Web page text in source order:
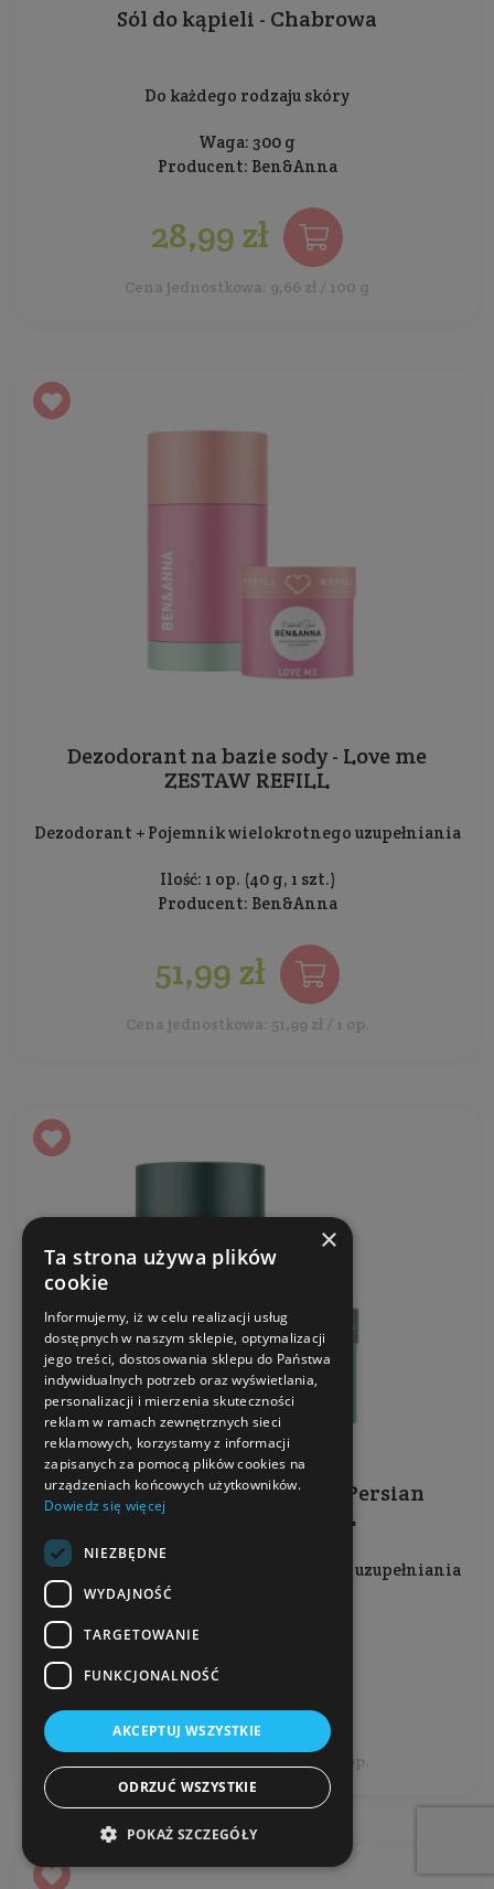
Sól do kąpieli - Chabrowa
Do każdego rodzaju skóry
Waga: 300 g
Producent: Ben&Anna
28,99 zł
Cena jednostkowa: 9,66 zł / 100 g
Dezodorant na bazie sody - Love me
ZESTAW REFILL
Dezodorant + Pojemnik wielokrotnego uzupełniania
Ilość: 1 op. (40 g, 1 szt.)
Producent: Ben&Anna
51,99 zł
Cena jednostkowa: 51,99 zł / 1 op.
Dezodorant na bazie sody - Persian
lime ZESTAW REFILL
Dezodorant + Pojemnik wielokrotnego uzupełniania
Producent:
51,99 zł
Cena jednostkowa: 51,99 zł / 1 op.
×
Ta strona używa plików
cookie
Informujemy, iż w celu realizacji usług
dostępnych w naszym sklepie, optymalizacji
jego treści, dostosowania sklepu do Państwa
indywidualnych potrzeb oraz wyświetlania,
personalizacji i mierzenia skuteczności
reklam w ramach zewnętrznych sieci
reklamowych, korzystamy z informacji
zapisanych za pomocą plików cookies na
urządzeniach końcowych użytkowników.
Dowiedz się więcej
NIEZBĘDNE
WYDAJNOŚĆ
TARGETOWANIE
FUNKCJONALNOŚĆ
AKCEPTUJ WSZYSTKIE
ODRZUĆ WSZYSTKIE
POKAŻ SZCZEGÓŁY